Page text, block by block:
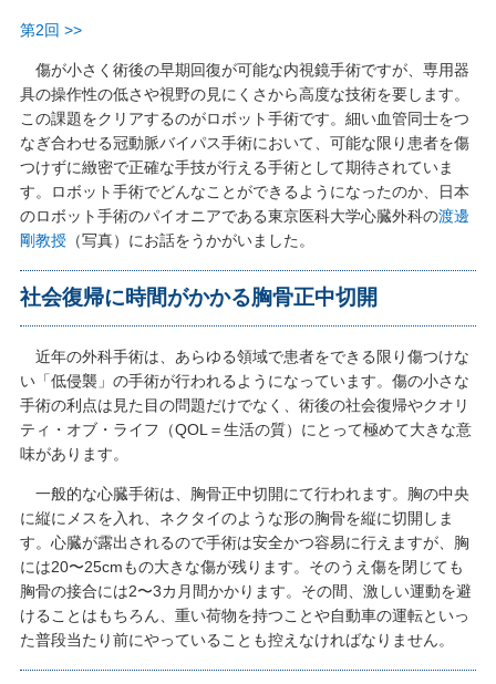
第2回 >>
傷が小さく術後の早期回復が可能な内視鏡手術ですが、専用器
具の操作性の低さや視野の見にくさから高度な技術を要します。
この課題をクリアするのがロボット手術です。細い血管同士をつ
なぎ合わせる冠動脈バイパス手術において、可能な限り患者を傷
つけずに緻密で正確な手技が行える手術として期待されていま
す。ロボット手術でどんなことができるようになったのか、日本
のロボット手術のパイオニアである東京医科大学心臓外科の渡邊
剛教授（写真）にお話をうかがいました。
社会復帰に時間がかかる胸骨正中切開
近年の外科手術は、あらゆる領域で患者をできる限り傷つけな
い「低侵襲」の手術が行われるようになっています。傷の小さな
手術の利点は見た目の問題だけでなく、術後の社会復帰やクオリ
ティ・オブ・ライフ（QOL＝生活の質）にとって極めて大きな意
味があります。
一般的な心臓手術は、胸骨正中切開にて行われます。胸の中央
に縦にメスを入れ、ネクタイのような形の胸骨を縦に切開しま
す。心臓が露出されるので手術は安全かつ容易に行えますが、胸
には20〜25cmもの大きな傷が残ります。そのうえ傷を閉じても
胸骨の接合には2〜3カ月間かかります。その間、激しい運動を避
けることはもちろん、重い荷物を持つことや自動車の運転といっ
た普段当たり前にやっていることも控えなければなりません。